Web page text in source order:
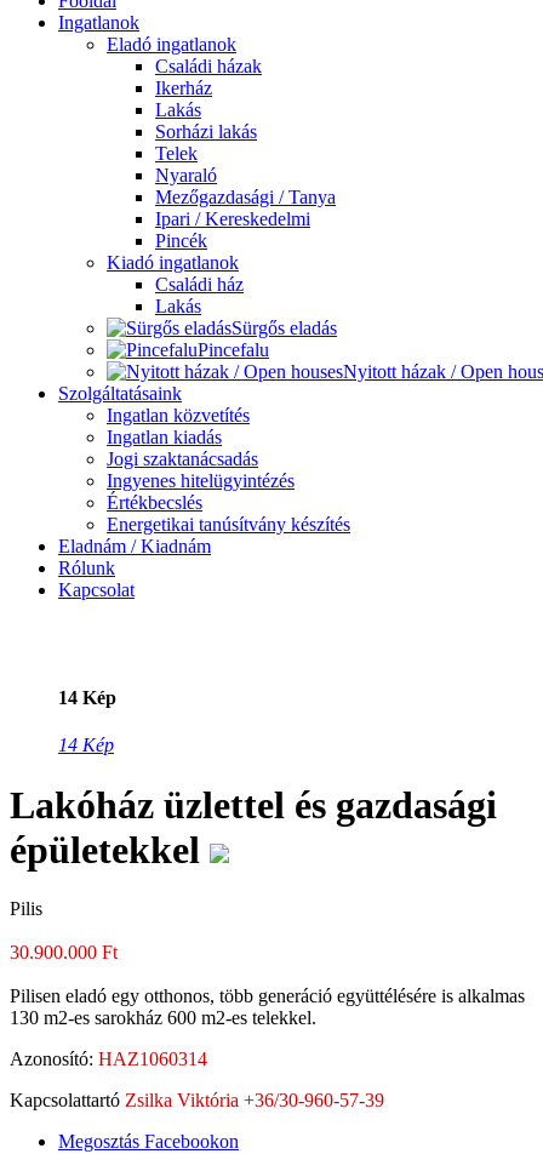
Ingatlanok
Eladó ingatlanok
Családi házak
Ikerház
Lakás
Sorházi lakás
Telek
Nyaraló
Mezőgazdasági / Tanya
Ipari / Kereskedelmi
Pincék
Kiadó ingatlanok
Családi ház
Lakás
Sürgős eladás
Pincefalu
Nyitott házak / Open
Szolgáltatásaink
Ingatlan közvetítés
Ingatlan kiadás
Jogi szaktanácsadás
Ingyenes hitelügyintézés
Értékbecslés
Energetikai tanúsítvány készítés
Eladnám / Kiadnám
Rólunk
Kapcsolat
14 Kép
14 Kép
Lakóház üzlettel és gazdasági
épületekkel
Pilis
30.900.000 Ft
Pilisen eladó egy otthonos, több generáció együttélésére is alkalmas
130 m2-es sarokház 600 m2-es telekkel.
Azonosító: HAZ1060314
Kapcsolattartó Zsilka Viktória +36/30-960-57-39
Megosztás Facebookon